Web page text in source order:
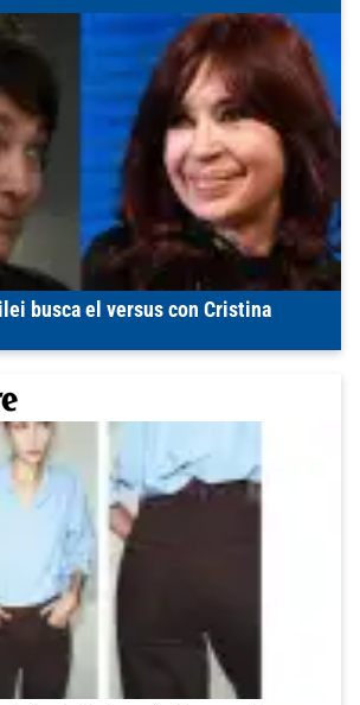
busca el versus con Cristina